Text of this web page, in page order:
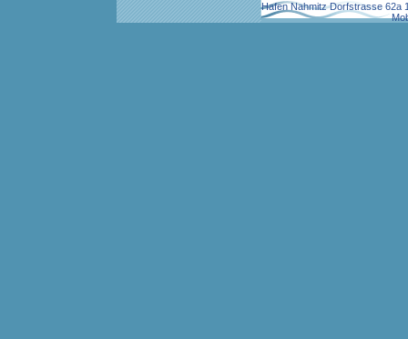
Hafen Nahmitz Dorfstrasse 62a